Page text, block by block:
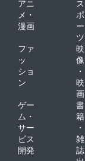
アニ
メ・
漫画
ス
ポ
ー
ツ
ファ
ッ
ショ
ン
映
像
・
映
画
ゲー
ム・
サー
ビス
開発
書
籍
・
雑
誌